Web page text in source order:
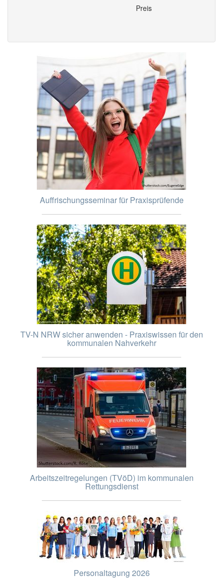
Preis
Auffrischungsseminar für Praxisprüfende
TV-N NRW sicher anwenden - Praxiswissen für den
kommunalen Nahverkehr
Arbeitszeitregelungen (TVöD) im kommunalen
Rettungsdienst
Personaltagung 2026